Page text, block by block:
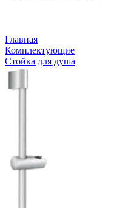
Главная
Комплектующие
Стойка для душа